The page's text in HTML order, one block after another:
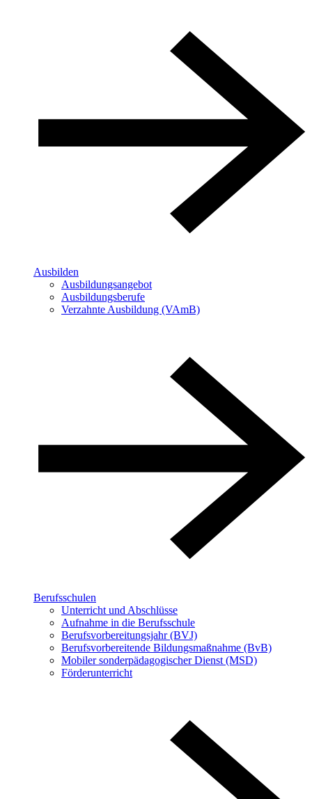
Ausbilden
Ausbildungsangebot
Ausbildungsberufe
Verzahnte Ausbildung (VAmB)
Berufsschulen
Unterricht und Abschlüsse
Aufnahme in die Berufsschule
Berufsvorbereitungsjahr (BVJ)
Berufsvorbereitende Bildungsmaßnahme (BvB)
Mobiler sonderpädagogischer Dienst (MSD)
Förderunterricht